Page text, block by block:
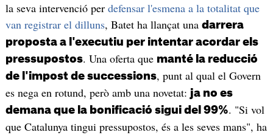
la seva intervenció per defensar l'esmena a la totalitat que
van registrar el dilluns, Batet ha llançat una darrera
proposta a l'executiu per intentar acordar els
pressupostos. Una oferta que manté la reducció
de l'impost de successions, punt al qual el Govern
es nega en rotund, però amb una novetat: ja no es
demana que la bonificació sigui del 99%. "Si vol
que Catalunya tingui pressupostos, és a les seves mans", ha